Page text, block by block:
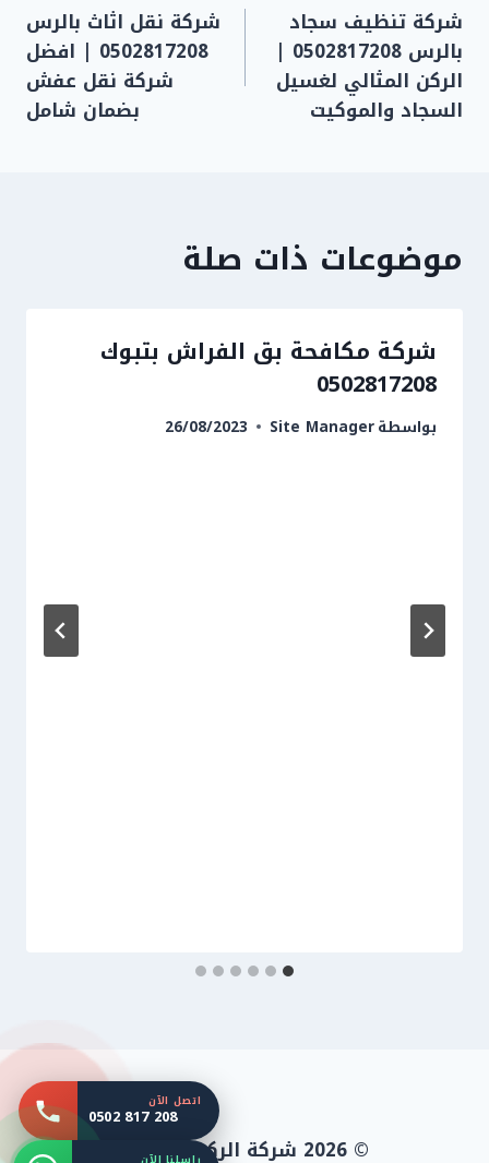
المقالات
شركة تنظيف سجاد
بالرس 0502817208 |
الركن المثالي لغسيل
السجاد والموكيت
شركة نقل اثاث بالرس
0502817208 | افضل
شركة نقل عفش
بضمان شامل
موضوعات ذات صلة
شركة مكافحة بق الفراش بتبوك
0502817208
بواسطةSite Manager
26/08/2023
© 2026 شركة الركن المثالي
اتصل الآن
0502 817 208